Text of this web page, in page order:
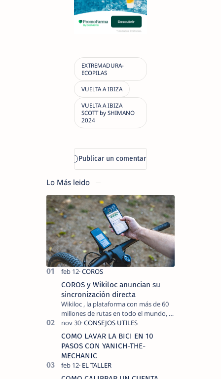
Lo Más leido
COROS y Wikiloc anuncian su
sincronización directa
Wikiloc , la plataforma con más de 60
millones de rutas en todo el mundo, y
COROS , marca de dispositivos GPS
reconocida mundialmente por su
tecnolo…
COMO LAVAR LA BICI EN 10
PASOS CON YANICH-THE-
MECHANIC